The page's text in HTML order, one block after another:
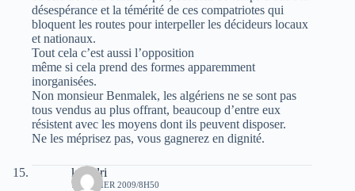
désespérance et la témérité de ces compatriotes qui
bloquent les routes pour interpeller les décideurs locaux
et nationaux.
Tout cela c’est aussi l’opposition
même si cela prend des formes apparemment
inorganisées.
Non monsieur Benmalek, les algériens ne se sont pas
tous vendus au plus offrant, beaucoup d’entre eux
résistent avec les moyens dont ils peuvent disposer.
Ne les méprisez pas, vous gagnerez en dignité.
kouidri
7 FÉVRIER 2009/8H50